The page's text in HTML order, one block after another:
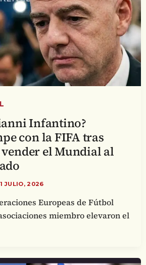
Infantino?
con la FIFA tras
el Mundial al
JULIO, 2026
Europeas de Fútbol
miembro elevaron el